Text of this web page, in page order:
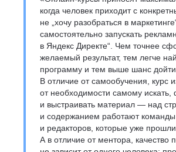
когда человек приходит с
не „хочу разобраться в
самостоятельно запускать
в Яндекс Директе“. Чем точнее
желаемый результат, тем легче
программу и тем выше шанс дойти
В отличие от самообучения, курс
от необходимости самому искать,
и выстраивать материал — над
и содержанием работают команды
и редакторов, которые уже прошли
А в отличие от ментора, качество